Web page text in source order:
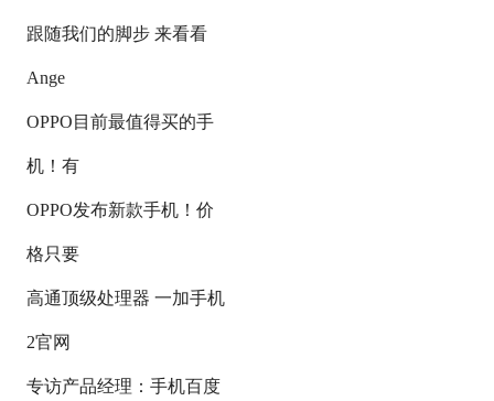
跟随我们的脚步 来看看
Ange
OPPO目前最值得买的手
机！有
OPPO发布新款手机！价
格只要
高通顶级处理器 一加手机
2官网
专访产品经理：手机百度